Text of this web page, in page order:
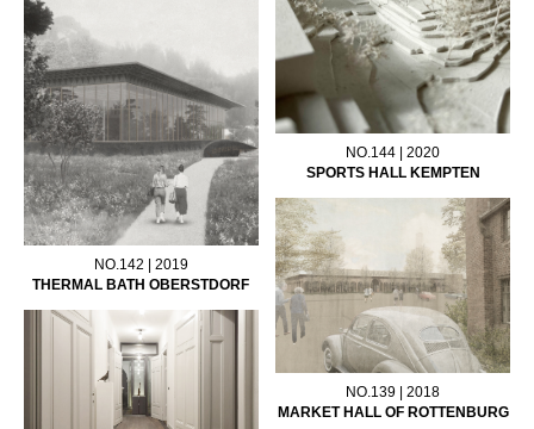
NO.144 | 2020
SPORTS HALL KEMPTEN
NO.142 | 2019
THERMAL BATH OBERSTDORF
NO.139 | 2018
MARKET HALL OF ROTTENBURG